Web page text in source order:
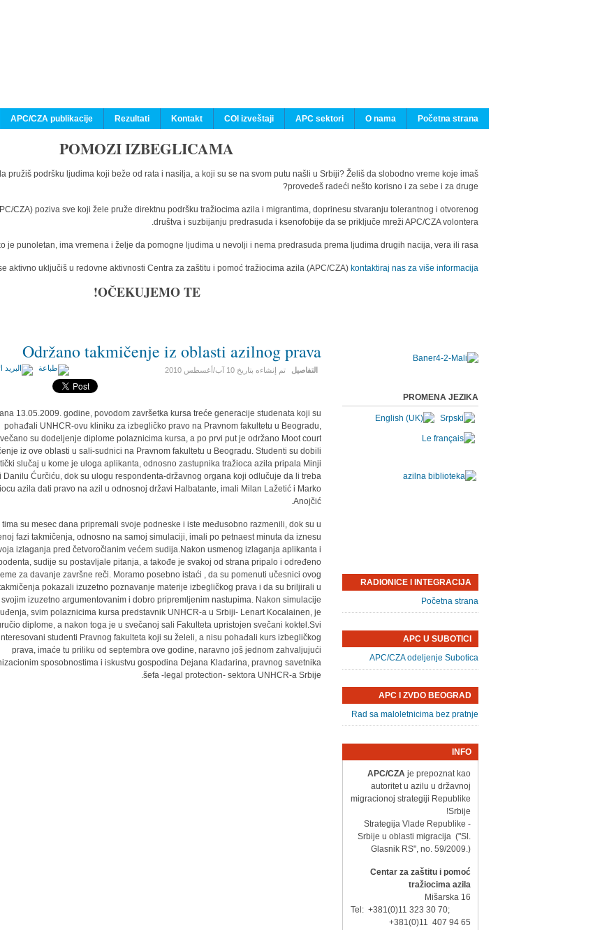
Početna strana
O nama
APC sektori
COI izveštaji
Kontakt
Rezultati
APC/CZA publikacije
POMOZI IZBEGLICAMA
pružiš podršku ljudima koji beže od rata i nasilja, a koji su se na svom putu našli u Srbiji? Želiš da slobodno vreme koje imaš
provedeš radeći nešto korisno i za sebe i za druge?
CZA) poziva sve koji žele pruže direktnu podršku tražiocima azila i migrantima, doprinesu stvaranju tolerantnog i otvorenog
društva i suzbijanju predrasuda i ksenofobije da se priključe mreži APC/CZA volontera.
je punoletan, ima vremena i želje da pomogne ljudima u nevolji i nema predrasuda prema ljudima drugih nacija, vera ili rasa.
aktivno uključiš u redovne aktivnosti Centra za zaštitu i pomoć tražiocima azila (APC/CZA) kontaktiraj nas za više informacija.
OČEKUJEMO TE!
Održano takmičenje iz oblasti azilnog prava
التفاصيل تم إنشاءه بتاريخ10 آب/أغسطس 2010
13.05.2009. godine, povodom završetka kursa treće generacije studenata koji su
pohađali UNHCR-ovu kliniku za izbegličko pravo na Pravnom fakultetu u Beogradu,
su dodeljenje diplome polaznicima kursa, a po prvi put je održano Moot court
iz ove oblasti u sali-sudnici na Pravnom fakultetu u Beogradu. Studenti su dobili
slučaj u kome je uloga aplikanta, odnosno zastupnika tražioca azila pripala Minji
Danilu Ćurčiću, dok su ulogu respondenta-državnog organa koji odlučuje da li treba
azila dati pravo na azil u odnosnoj državi Halbatante, imali Milan Lažetić i Marko
Anojčić.
tima su mesec dana pripremali svoje podneske i iste međusobno razmenili, dok su u
fazi takmičenja, odnosno na samoj simulaciji, imali po petnaest minuta da iznesu
izlaganja pred četvoročlanim većem sudija.Nakon usmenog izlaganja aplikanta i
sudije su postavljale pitanja, a takođe je svakoj od strana pripalo i određeno
za davanje završne reči. Moramo posebno istaći , da su pomenuti učesnici ovog
pokazali izuzetno poznavanje materije izbegličkog prava i da su briljirali u
svojim izuzetno argumentovanim i dobro pripremljenim nastupima. Nakon simulacije
svim polaznicima kursa predstavnik UNHCR-a u Srbiji- Lenart Kocalainen, je
diplome, a nakon toga je u svečanoj sali Fakulteta upristojen svečani koktel.Svi
studenti Pravnog fakulteta koji su želeli, a nisu pohađali kurs izbegličkog
prava, imaće tu priliku od septembra ove godine, naravno još jednom zahvaljujući
sposobnostima i iskustvu gospodina Dejana Kladarina, pravnog savetnika
šefa -legal protection- sektora UNHCR-a Srbije.
PROMENA JEZIKA
RADIONICE I INTEGRACIJA
Početna strana
APC U SUBOTICI
APC/CZA odeljenje Subotica
APC I ZVDO BEOGRAD
Rad sa maloletnicima bez pratnje
INFO
APC/CZA je prepoznat kao
autoritet u azilu u državnoj
migracionoj strategiji Republike
Srbije!
- Strategija Vlade Republike
Srbije u oblasti migracija ("Sl.
Glasnik RS", no. 59/2009.)
Centar za zaštitu i pomoć
tražiocima azila
Mišarska 16
Tel: +381(0)11 323 30 70;
+381(0)11 407 94 65